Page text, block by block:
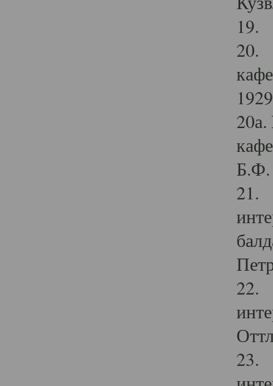
19.
20.
Б.Ф.
21.
22.
23.